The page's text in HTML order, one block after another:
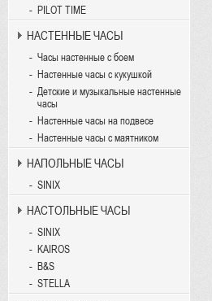
PILOT TIME
НАСТЕННЫЕ ЧАСЫ
Часы настенные с боем
Настенные часы с кукушкой
Детские и музыкальные настенные
часы
Настенные часы на подвесе
Настенные часы с маятником
НАПОЛЬНЫЕ ЧАСЫ
SINIX
НАСТОЛЬНЫЕ ЧАСЫ
SINIX
KAIROS
B&S
STELLA